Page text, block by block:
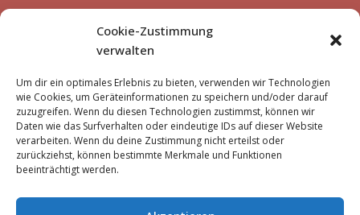
Cookie-Zustimmung
verwalten
Um dir ein optimales Erlebnis zu bieten, verwenden wir Technologien
wie Cookies, um Geräteinformationen zu speichern und/oder darauf
zuzugreifen. Wenn du diesen Technologien zustimmst, können wir
Daten wie das Surfverhalten oder eindeutige IDs auf dieser Website
verarbeiten. Wenn du deine Zustimmung nicht erteilst oder
zurückziehst, können bestimmte Merkmale und Funktionen
beeinträchtigt werden.
Für online bookings:
https://donjai.online/marigoldt
haimassage